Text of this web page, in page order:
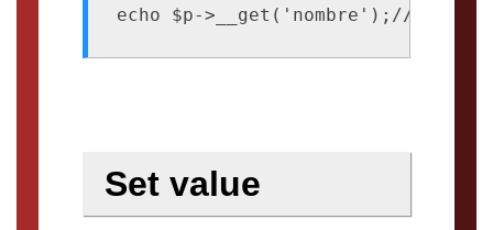
Set value